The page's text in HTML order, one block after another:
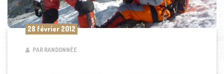
28 février 2012
PAR RANDONNÉE